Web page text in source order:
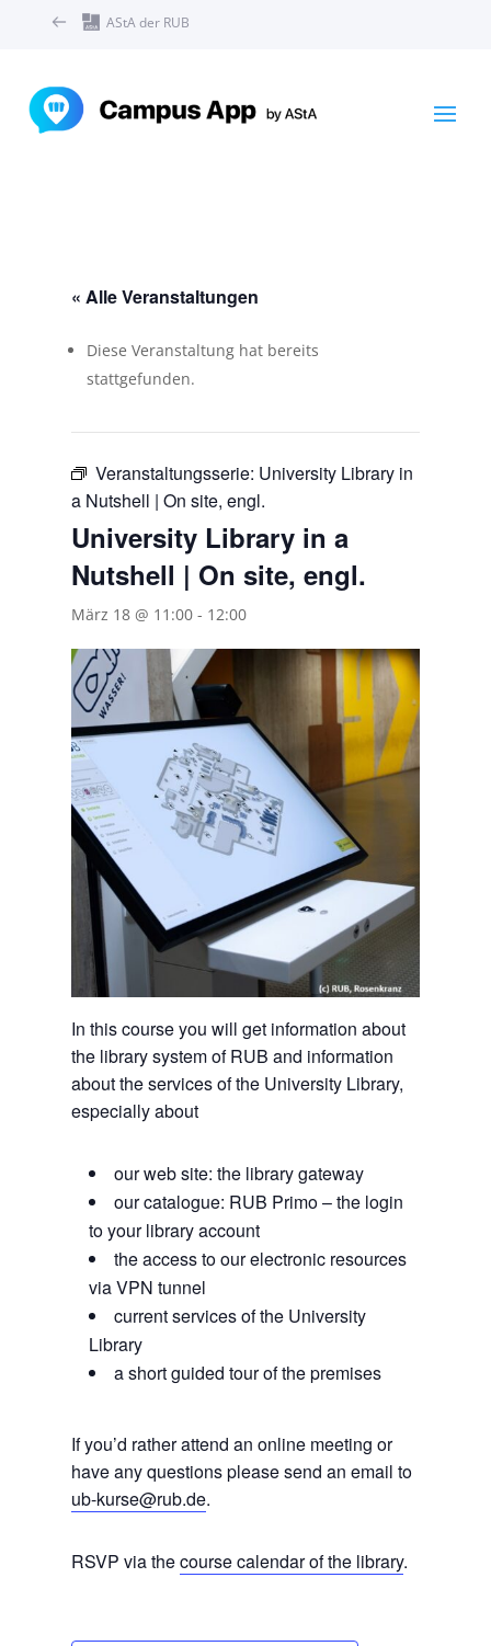
AStA der RUB
« Alle Veranstaltungen
Diese Veranstaltung hat bereits
stattgefunden.
Veranstaltungsserie: University Library in
a Nutshell | On site, engl.
University Library in a
Nutshell | On site, engl.
März 18 @ 11:00- 12:00
In this course you will get information about
the library system of RUB and information
about the services of the University Library,
especially about
our web site: the library gateway
our catalogue: RUB Primo – the login
to your library account
the access to our electronic resources
via VPN tunnel
current services of the University
Library
a short guided tour of the premises
If you’d rather attend an online meeting or
have any questions please send an email to
ub-kurse@rub.de.
RSVP via thecourse calendar of the library.